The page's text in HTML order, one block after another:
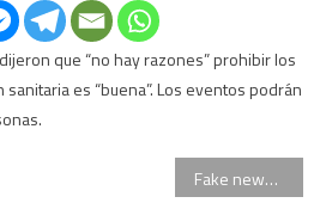
que “no hay razones” prohibir los
es “buena”. Los eventos podrán
Fake news: la joven holandesa no murió por eutanasia